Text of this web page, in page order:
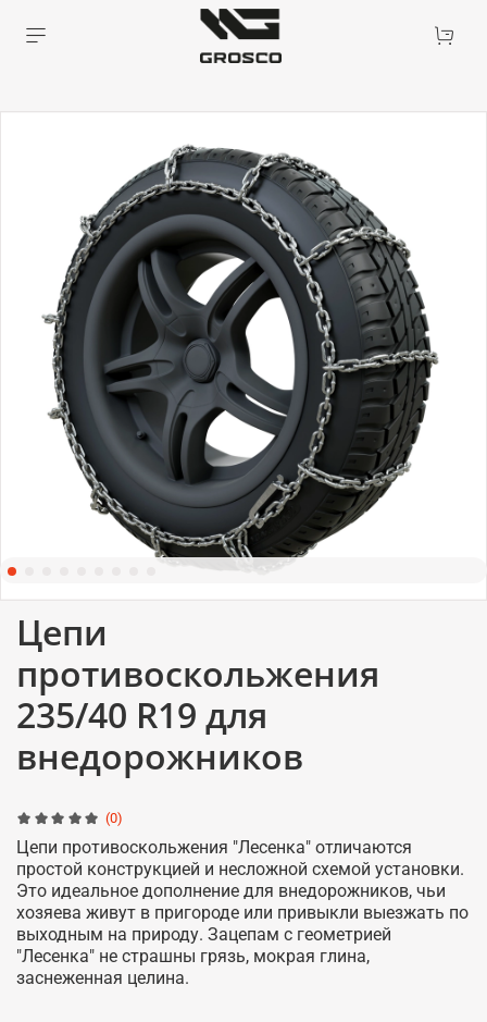
(0)
Цепи
противоскольжения
235/40 R19 для
внедорожников
Цепи противоскольжения "Лесенка" отличаются
простой конструкцией и несложной схемой установки.
Это идеальное дополнение для внедорожников, чьи
хозяева живут в пригороде или привыкли выезжать по
выходным на природу. Зацепам с геометрией
"Лесенка" не страшны грязь, мокрая глина,
заснеженная целина.